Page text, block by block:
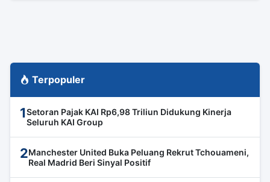
Terpopuler
1Setoran Pajak KAI Rp6,98 Triliun Didukung Kinerja
Seluruh KAI Group
2Manchester United Buka Peluang Rekrut Tchouameni,
Real Madrid Beri Sinyal Positif